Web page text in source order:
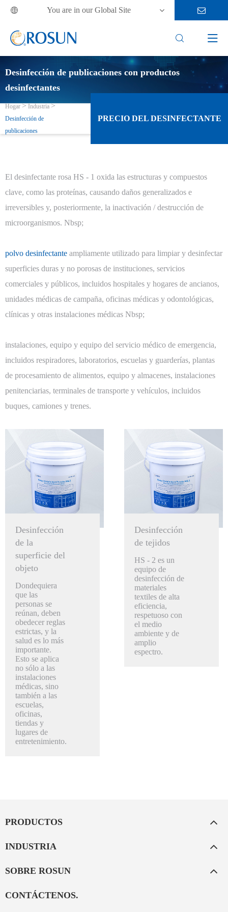
 You are in our Global Site
 
Desinfección de publicaciones con productos
desinfectantes
Hogar
Industria
Desinfección de
publicaciones
PRECIO DEL DESINFECTANTE
El desinfectante rosa HS - 1 oxida las estructuras y compuestos
clave, como las proteínas, causando daños generalizados e
irreversibles y, posteriormente, la inactivación / destrucción de
microorganismos. Nbsp;
polvo desinfectante ampliamente utilizado para limpiar y desinfectar
superficies duras y no porosas de instituciones, servicios
comerciales y públicos, incluidos hospitales y hogares de ancianos,
unidades médicas de campaña, oficinas médicas y odontológicas,
clínicas y otras instalaciones médicas Nbsp;
instalaciones, equipo y equipo del servicio médico de emergencia,
incluidos respiradores, laboratorios, escuelas y guarderías, plantas
de procesamiento de alimentos, equipo y almacenes, instalaciones
penitenciarias, terminales de transporte y vehículos, incluidos
buques, camiones y trenes.
Desinfección
de la
superficie del
objeto
Dondequiera
que las
personas se
reúnan, deben
obedecer reglas
estrictas, y la
salud es lo más
importante.
Esto se aplica
no sólo a las
instalaciones
médicas, sino
también a las
escuelas,
oficinas,
tiendas y
lugares de
entretenimiento.
Desinfección
de tejidos
HS - 2 es un
equipo de
desinfección de
materiales
textiles de alta
eficiencia,
respetuoso con
el medio
ambiente y de
amplio
espectro.
PRODUCTOS
INDUSTRIA
SOBRE ROSUN
CONTÁCTENOS.